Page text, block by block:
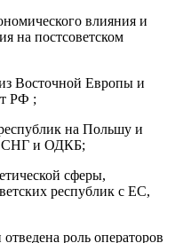
влияния и
на постсоветском
Восточной Европы и
РФ ;
на Польшу и
СНГ и ОДКБ;
сферы,
республик с ЕС,
роль операторов